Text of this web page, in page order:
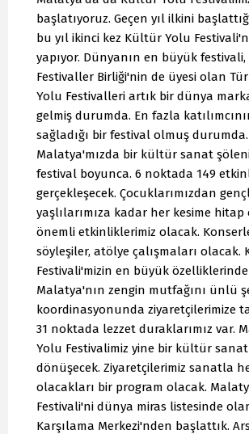
başlatıyoruz. Geçen yıl ilkini
bu yıl ikinci kez Kültür Yolu
yapıyor. Dünyanın en büyük
Festivaller Birliği'nin de üyesi olan
Yolu Festivalleri artık bir dünya
gelmiş durumda. En fazla
sağladığı bir festival olmuş durumda.
Malatya'mızda bir kültür sanat
festival boyunca. 6 noktada 149
gerçekleşecek. Çocuklarımızdan
yaşlılarımıza kadar her kesime hitap
önemli etkinliklerimiz olacak.
söyleşiler, atölye çalışmaları olacak.
Festivali'mizin en büyük
Malatya'nın zengin mutfağını ünlü
koordinasyonunda ziyaretçilerimize
31 noktada lezzet duraklarımız var.
Yolu Festivalimiz yine bir kültür
dönüşecek. Ziyaretçilerimiz sanatla
olacakları bir program olacak.
Festivali'ni dünya miras listesinde
Karşılama Merkezi'nden başlattık.